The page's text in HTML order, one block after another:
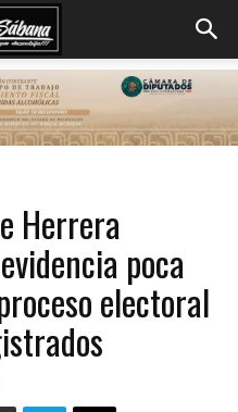
Herrera
poca
electoral